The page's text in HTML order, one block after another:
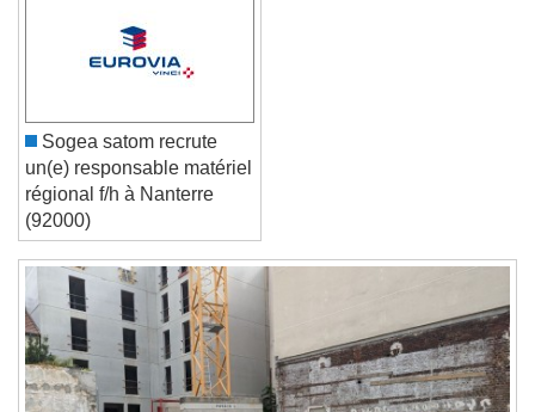
Reset
Done
Sogea satom recrute
un(e) responsable matériel
régional f/h à Nanterre
(92000)